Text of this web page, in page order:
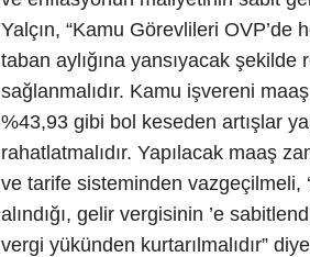
Yalçın, “Kamu Görevlileri
taban aylığına yansıyacak şekilde
sağlanmalıdır. Kamu işvereni
%43,93 gibi bol keseden artışlar
rahatlatmalıdır. Yapılacak maaş
ve tarife sisteminden vazgeçilmeli,
alındığı, gelir vergisinin ’e
vergi yükünden kurtarılmalıdır”